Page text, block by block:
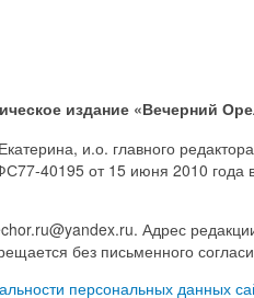
издание «Вечерний
и.о. главного
40195 от 15 июня 2010 года
Адрес
без письменного
персональных данных